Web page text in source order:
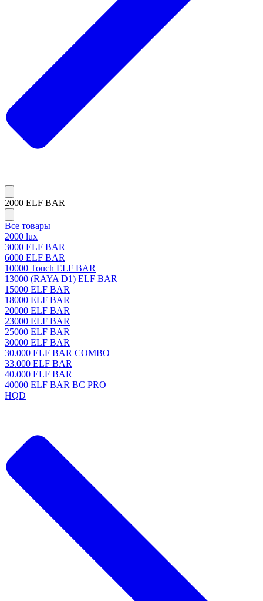
2000 ELF BAR
Все товары
2000 lux
3000 ELF BAR
6000 ELF BAR
10000 Touch ELF BAR
13000 (RAYA D1) ELF BAR
15000 ELF BAR
18000 ELF BAR
20000 ELF BAR
23000 ELF BAR
25000 ELF BAR
30000 ELF BAR
30.000 ELF BAR COMBO
33.000 ELF BAR
40.000 ELF BAR
40000 ELF BAR BC PRO
HQD